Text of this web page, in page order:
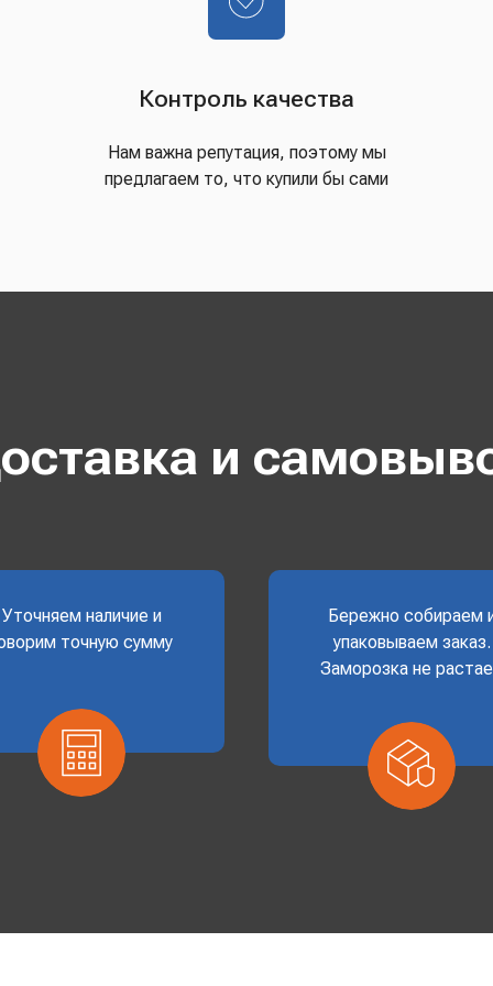
Контроль качества
Нам важна репутация, поэтому мы
предлагаем то, что купили бы сами
и
Уточняем наличие и
точную сумму
Бережно собираем
упаковываем заказ.
Заморозка не